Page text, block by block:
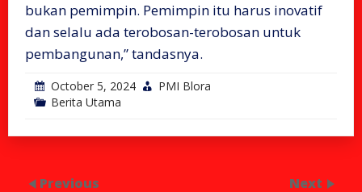
bukan pemimpin. Pemimpin itu harus inovatif
dan selalu ada terobosan-terobosan untuk
pembangunan,” tandasnya.
October 5, 2024
PMI Blora
Berita Utama
Previous Next